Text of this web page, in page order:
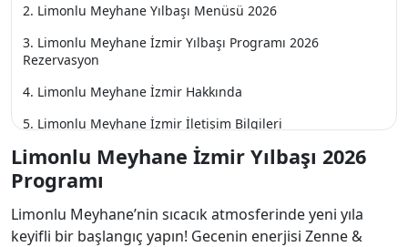
Limonlu Meyhane Yılbaşı Menüsü 2026
Limonlu Meyhane İzmir Yılbaşı Programı 2026
Rezervasyon
Limonlu Meyhane İzmir Hakkında
Limonlu Meyhane İzmir İletişim Bilgileri
Limonlu Meyhane İzmir Yılbaşı 2026
Programı
Limonlu Meyhane’nin sıcacık atmosferinde yeni yıla
keyifli bir başlangıç yapın! Gecenin enerjisi Zenne &